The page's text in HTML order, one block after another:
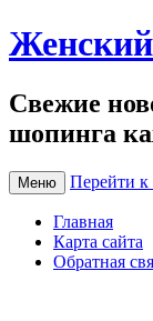
Женский
Свежие
шопинга
Меню Перейти
Главная
Карта сайта
Обратная